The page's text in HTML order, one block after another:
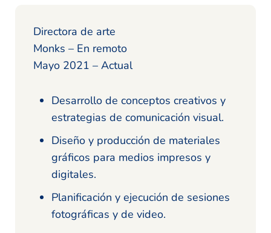
Directora de arte
Monks – En remoto
Mayo 2021 – Actual
Desarrollo de conceptos creativos y
estrategias de comunicación visual.
Diseño y producción de materiales
gráficos para medios impresos y
digitales.
Planificación y ejecución de sesiones
fotográficas y de video.